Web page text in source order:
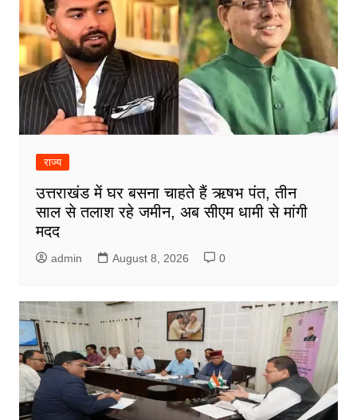
राज्य
उत्तराखंड में घर बसना चाहते हैं ऋषभ पंत, तीन
साल से तलाश रहे जमीन, अब सीएम धामी से मांगी
मदद
admin August 8, 2026 0